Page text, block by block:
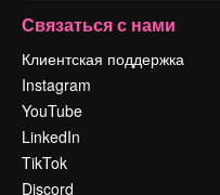
Связаться с нами
Клиентская поддержка
Instagram
YouTube
LinkedIn
TikTok
Discord